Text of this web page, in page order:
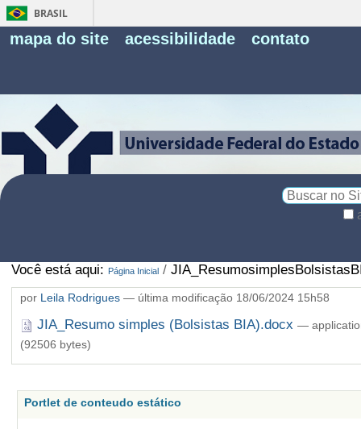
BRASIL
mapa do site acessibilidade contato
Você está aqui: Página Inicial /
por Leila Rodrigues— última modificação18/06/2024 15h58
JIA_Resumo simples (Bolsistas BIA).docx —
(92506 bytes)
Portlet de conteudo estático